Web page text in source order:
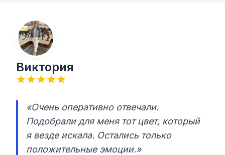
Виктория
«Очень оперативно отвечали.
Подобрали для меня тот цвет, который
я везде искала. Остались только
положительные эмоции.»